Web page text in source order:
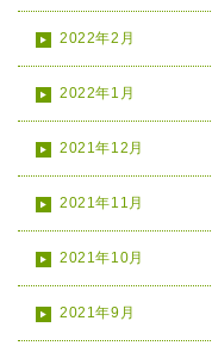
2022年2月
2022年1月
2021年12月
2021年11月
2021年10月
2021年9月